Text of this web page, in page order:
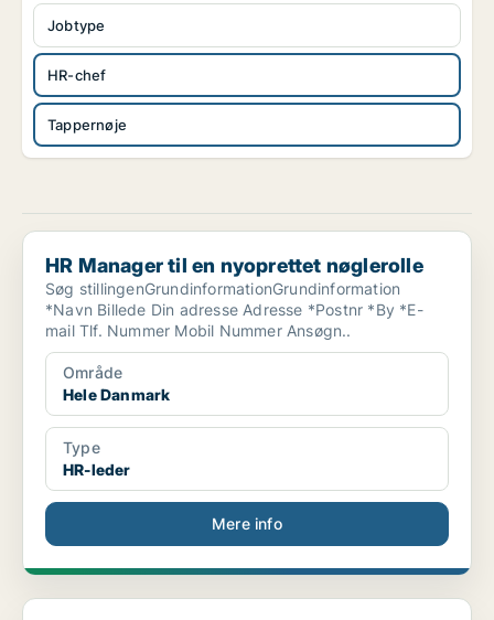
HR-chef
Tappernøje
Jobtype
HR Manager til en nyoprettet nøglerolle
HR Manager til en nyoprettet nøglerolle
Søg stillingenGrundinformationGrundinformation
*Navn Billede Din adresse Adresse *Postnr *By *E-
mail Tlf. Nummer Mobil Nummer Ansøgn..
Område
Hele Danmark
Type
HR-leder
Mere info
HR Partner til Novavi